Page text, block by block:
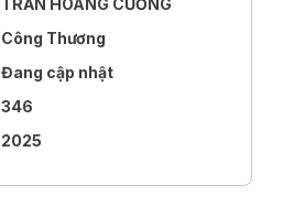
TRẦN HOÀNG CƯƠNG
Công Thương
Đang cập nhật
346
2025